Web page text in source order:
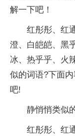
解一下吧！
红彤彤、红
澄、白皑皑、黑
冰、热乎乎、火
似的词语?下面
吧!
静悄悄类似
红彤彤、红